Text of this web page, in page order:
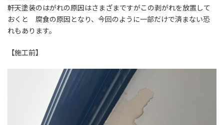
軒天塗装のはがれの原因はさまざまですがこの剥がれを放置して
おくと 腐食の原因となり、今回のように一部だけで済まない恐
れもあります。
【施工前】